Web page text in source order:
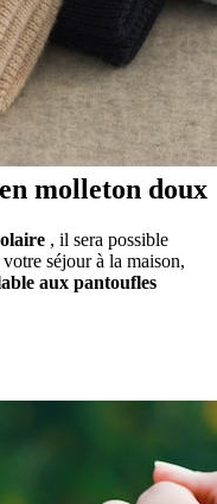
molleton doux
, il sera possible
séjour à la maison,
aux pantoufles